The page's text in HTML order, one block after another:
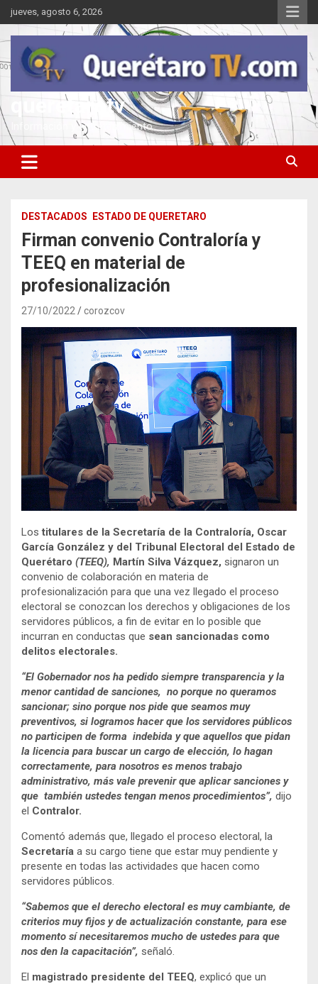
Saltar
al
contenido
jueves, agosto 6, 2026
queretarotv
Información y entretenimiento
DESTACADOS ESTADO DE QUERETARO
Firman convenio Contraloría y
TEEQ en material de
profesionalización
27/10/2022 corozcov
Lostitulares de la Secretaría de la Contraloría, Oscar
García González y del Tribunal Electoral del Estado de
Querétaro (TEEQ), Martín Silva Vázquez, signaron un
convenio de colaboración en materia de
profesionalización para que una vez llegado el proceso
electoral se conozcan los derechos y obligaciones de los
servidores públicos, a fin de evitar en lo posible que
incurran en conductas que sean sancionadas como
delitos electorales.
“El Gobernador nos ha pedido siempre transparencia y la
menor cantidad de sanciones, no porque no queramos
sancionar; sino porque nos pide que seamos muy
preventivos, si logramos hacer que los servidores públicos
no participen de forma indebida y que aquellos que pidan
la licencia para buscar un cargo de elección, lo hagan
correctamente, para nosotros es menos trabajo
administrativo, más vale prevenir que aplicar sanciones y
que también ustedes tengan menos procedimientos”, dijo
el Contralor.
Comentó además que, llegado el proceso electoral, la
Secretaría a su cargo tiene que estar muy pendiente y
presente en todas las actividades que hacen como
servidores públicos.
“Sabemos que el derecho electoral es muy cambiante, de
criterios muy fijos y de actualización constante, para ese
momento sí necesitaremos mucho de ustedes para que
nos den la capacitación”, señaló.
El magistrado presidente del TEEQ, explicó que un